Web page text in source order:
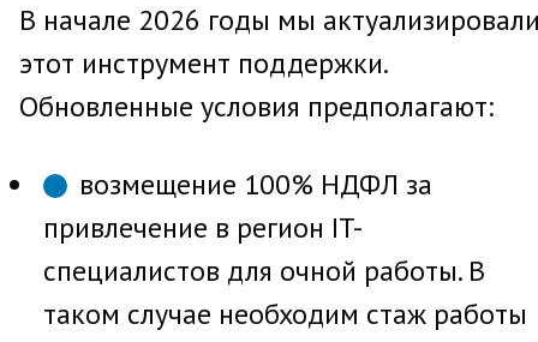
В начале 2026 годы мы
этот инструмент поддержки.
Обновленные условия предполагают:
возмещение 100% НДФЛ за
привлечение в регион IT-
специалистов для очной работы. В
таком случае необходим стаж работы